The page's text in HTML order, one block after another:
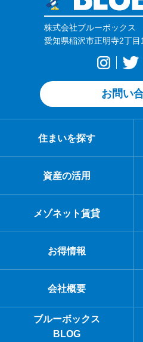
株式会社ブルーボックス
愛知県稲沢市正明寺2丁目
お問い
住まいを探す
資産の活用
メゾネット賃貸
お得情報
会社概要
ブルーボックス
BLOG